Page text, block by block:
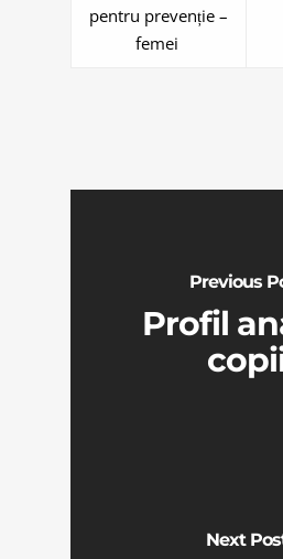
pentru prevenție –
femei
Previous
Profil
Next